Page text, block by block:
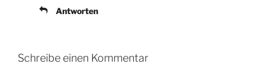
Antworten
Schreibe einen Kommentar